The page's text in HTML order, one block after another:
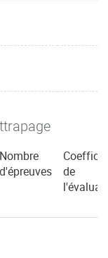
Nombre
d'épreuves
de